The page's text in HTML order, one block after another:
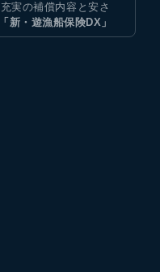
充実の補償内容と安さ
「新・遊漁船保険DX」